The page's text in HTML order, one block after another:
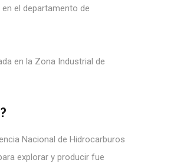
el departamento de
en la Zona Industrial de
Nacional de Hidrocarburos
explorar y producir fue